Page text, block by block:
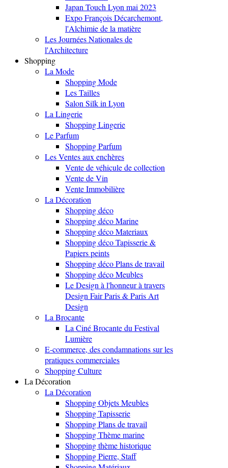
Japan Touch Lyon mai 2023
Expo François Décarchemont,
l'Alchimie de la matière
Les Journées Nationales de
l'Architecture
Shopping
La Mode
Shopping Mode
Les Tailles
Salon Silk in Lyon
La Lingerie
Shopping Lingerie
Le Parfum
Shopping Parfum
Les Ventes aux enchères
Vente de véhicule de collection
Vente de Vin
Vente Immobilière
La Décoration
Shopping déco
Shopping déco Marine
Shopping déco Materiaux
Shopping déco Tapisserie &
Papiers peints
Shopping déco Plans de travail
Shopping déco Meubles
Le Design à l'honneur à travers
Design Fair Paris & Paris Art
Design
La Brocante
La Ciné Brocante du Festival
Lumière
E-commerce, des condamnations sur les
pratiques commerciales
Shopping Culture
La Décoration
La Décoration
Shopping Objets Meubles
Shopping Tapisserie
Shopping Plans de travail
Shopping Thème marine
Shopping thème historique
Shopping Pierre, Staff